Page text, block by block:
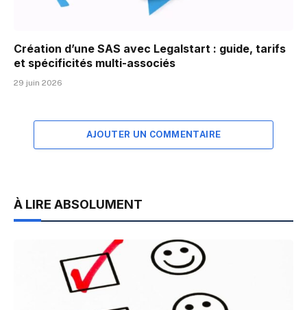
Création d’une SAS avec Legalstart : guide, tarifs
et spécificités multi-associés
29 juin 2026
AJOUTER UN COMMENTAIRE
À LIRE ABSOLUMENT